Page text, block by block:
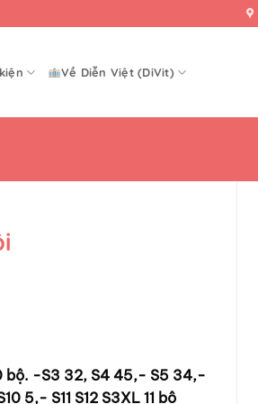
Về Diễn Việt (DiVit)
bộ. -S3 32, S4 45,- S5 34,-
5,- S11 S12 S3XL 11 bộ